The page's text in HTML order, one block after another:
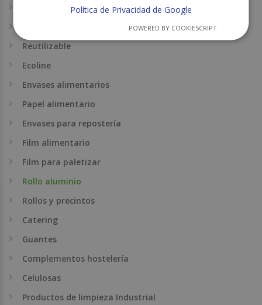
Bolsas de basura
Reutilizable
Ecoline
Envases alimentarios
Papel alimentario
Envases para repostería
Film alimentario
Film para paletizar
Rollo aluminio
Rollos y precintos
Catering
Guantes
Complementos hostelería
Celulosas
Productos de limpieza Industrial
Política de Privacidad de Google
POWERED BY COOKIESCRIPT